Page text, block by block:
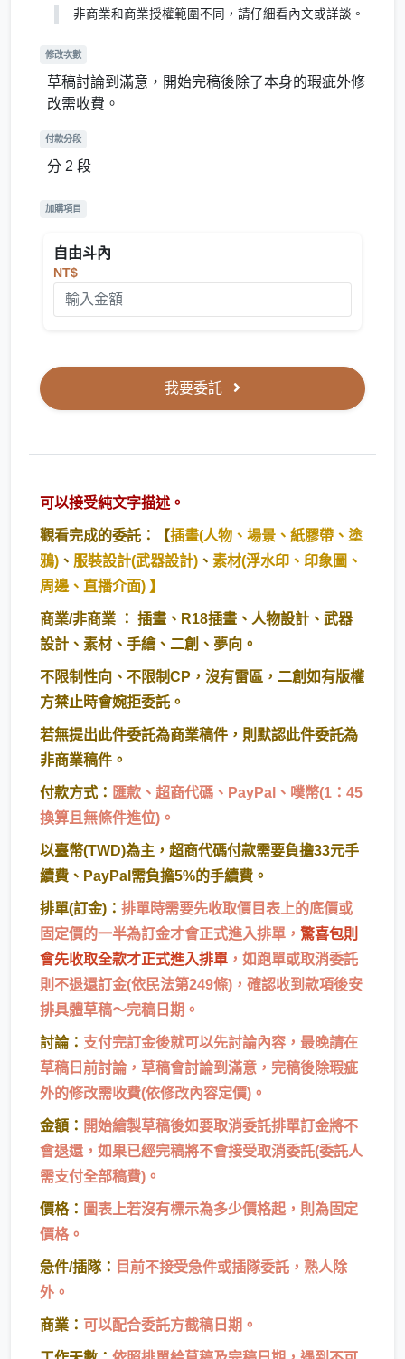
非商業和商業授權範圍不同，請仔細看內文或詳談。
修改次數
草稿討論到滿意，開始完稿後除了本身的瑕疵外修
改需收費。
付款分段
分 2 段
加購項目
自由斗內
NT$
我要委託
可以接受純文字描述。
觀看完成的委託：【插畫(人物、場景、紙膠帶、塗
鴉) 、 服裝設計(武器設計) 、 素材(浮水印、印象圖、
周邊、直播介面) 】
商業/非商業 ： 插畫、R18插畫、人物設計、武器
設計、素材、手繪、二創、夢向。
不限制性向、不限制CP，沒有雷區，二創如有版權
方禁止時會婉拒委託。
若無提出此件委託為商業稿件，則默認此件委託為
非商業稿件。
付款方式： 匯款、超商代碼、PayPal、噗幣(1：45
換算且無條件進位)。
以臺幣(TWD)為主，超商代碼付款需要負擔33元手
續費、PayPal需負擔5%的手續費。
排單(訂金)： 排單時需要先收取價目表上的底價或
固定價的一半為訂金才會正式進入排單， 驚喜包則
會先收取全款才正式進入排單 ，如跑單或取消委託
則不退還訂金(依民法第249條)，確認收到款項後安
排具體草稿～完稿日期。
討論： 支付完訂金後就可以先討論內容，最晚請在
草稿日前討論，草稿會討論到滿意，完稿後除瑕疵
外的修改需收費(依修改內容定價)。
金額： 開始繪製草稿後如要取消委託排單訂金將不
會退還，如果已經完稿將不會接受取消委託(委託人
需支付全部稿費)。
價格： 圖表上若沒有標示為多少價格起，則為固定
價格。
急件/插隊： 目前不接受急件或插隊委託，熟人除
外。
商業： 可以配合委託方截稿日期。